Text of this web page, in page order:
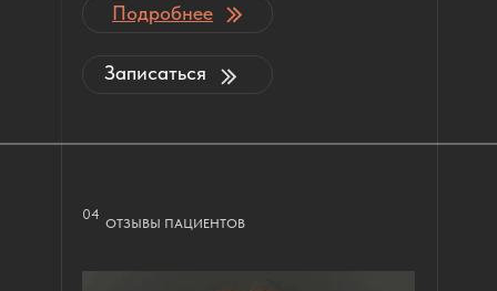
Записаться
Подробнее
ОТЗЫВЫ ПАЦИЕНТОВ
04